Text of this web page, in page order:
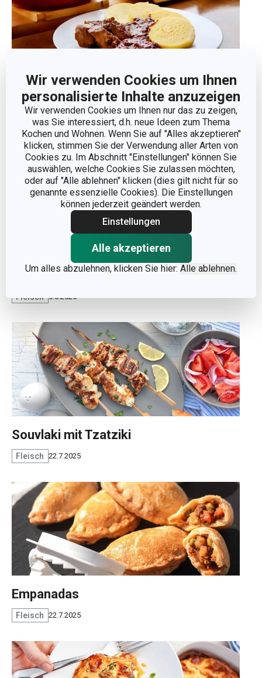
Wir verwenden Cookies um Ihnen
personalisierte Inhalte anzuzeigen
Wir verwenden Cookies um Ihnen nur das zu zeigen,
was Sie interessiert, d.h. neue Ideen zum Thema
Kochen und Wohnen. Wenn Sie auf "Alles akzeptieren"
klicken, stimmen Sie der Verwendung aller Arten von
Cookies zu. Im Abschnitt "Einstellungen" können Sie
auswählen, welche Cookies Sie zulassen möchten,
oder auf "Alle ablehnen" klicken (dies gilt nicht für so
genannte essenzielle Cookies). Die Einstellungen
können jederzeit geändert werden.
Einstellungen
Alle akzeptieren
Um alles abzulehnen, klicken Sie hier: Alle ablehnen.
Lammfleisch mit Pflaumen und
Zwetschgensauce
Fleisch 31.8.2025
Knackiger Thai-Salat
Fleisch 5.8.2025
Souvlaki mit Tzatziki
Fleisch 22.7.2025
Empanadas
Fleisch 22.7.2025